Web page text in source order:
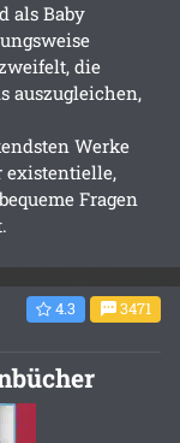
als Baby
die
auszugleichen,
Werke
existentielle,
Fragen
4.3 3471